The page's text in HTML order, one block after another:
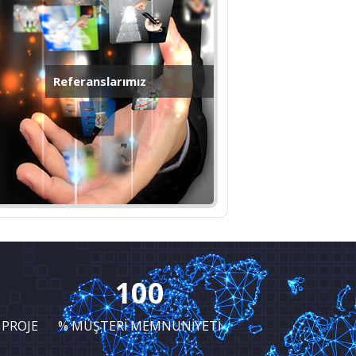
Referanslarımız
100
% MÜŞTERİ MEMNUNİYETİ